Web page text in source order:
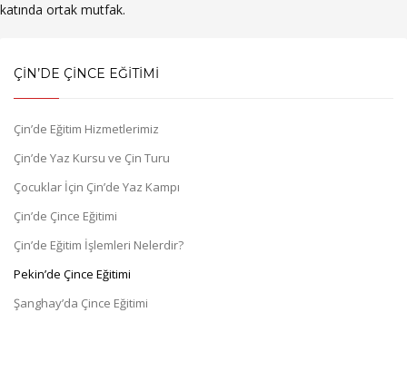
katında ortak mutfak.
ÇİN’DE ÇİNCE EĞİTİMİ
Çin’de Eğitim Hizmetlerimiz
Çin’de Yaz Kursu ve Çin Turu
Çocuklar İçin Çin’de Yaz Kampı
Çin’de Çince Eğitimi
Çin’de Eğitim İşlemleri Nelerdir?
Pekin’de Çince Eğitimi
Şanghay’da Çince Eğitimi